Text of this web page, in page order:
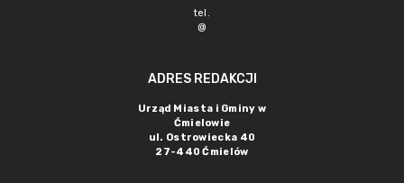
tel.
@
ADRES REDAKCJI
Urząd Miasta i Gminy w
Ćmielowie
ul. Ostrowiecka 40
27-440 Ćmielów